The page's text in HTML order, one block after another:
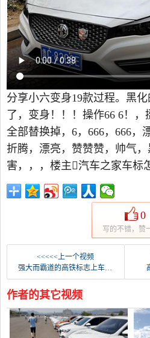
分享小六变身19款过程。黑
了，变身！！！操作66 6！，
全部替换掉，6，666，666，
折腾，漂亮，赞赞赞，帅气，
害，，，楼主汽车之家车标怎
0
写的不错，赞
<<<<<上一个视频
强大而霸道的高铁标志上车后，假装是高铁版本！
作者的其它视频